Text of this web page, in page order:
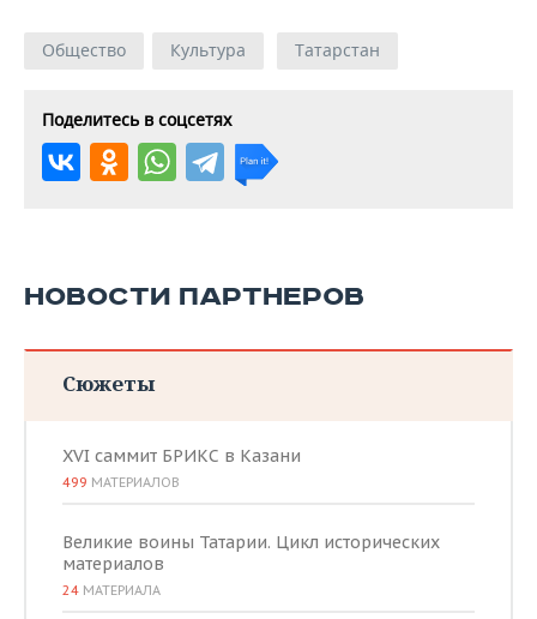
Общество Культура Татарстан
Поделитесь в соцсетях
НОВОСТИ ПАРТНЕРОВ
Сюжеты
XVI саммит БРИКС в Казани
499 МАТЕРИАЛОВ
Великие воины Татарии. Цикл исторических
материалов
24 МАТЕРИАЛА